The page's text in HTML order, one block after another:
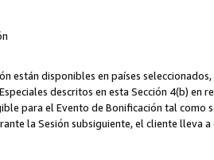
están disponibles en países
descritos en esta Sección 4(b) en
para el Evento de Bonificación tal como
la Sesión subsiguiente, el cliente lleva